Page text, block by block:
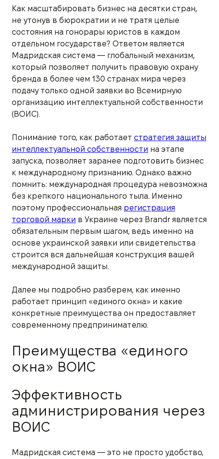
Как масштабировать бизнес на десятки стран,
не утонув в бюрократии и не тратя целые
состояния на гонорары юристов в каждом
отдельном государстве? Ответом является
Мадридская система — глобальный механизм,
который позволяет получить правовую охрану
бренда в более чем 130 странах мира через
подачу только одной заявки во Всемирную
организацию интеллектуальной собственности
(ВОИС).
Понимание того, как работает стратегия защиты
интеллектуальной собственности на этапе
запуска, позволяет заранее подготовить бизнес
к международному признанию. Однако важно
помнить: международная процедура невозможна
без крепкого национального тыла. Именно
поэтому профессиональная регистрация
торговой марки в Украине через Brandr является
обязательным первым шагом, ведь именно на
основе украинской заявки или свидетельства
строится вся дальнейшая конструкция вашей
международной защиты.
Далее мы подробно разберем, как именно
работает принцип «единого окна» и какие
конкретные преимущества он предоставляет
современному предпринимателю.
Преимущества «единого
окна» ВОИС
Эффективность
администрирования через
ВОИС
Мадридская система — это не просто удобство,